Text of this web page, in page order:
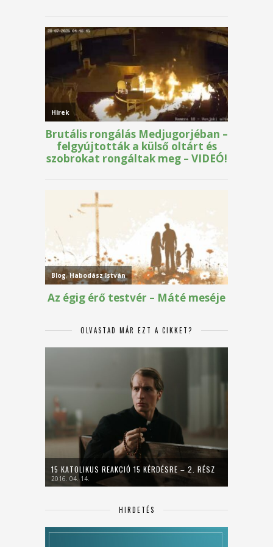
OLVASTAD MÁR EZT A CIKKET?
15 KATOLIKUS REAKCIÓ 15 KÉRDÉSRE – 2. RÉSZ
2016. 04. 14.
HIRDETÉS